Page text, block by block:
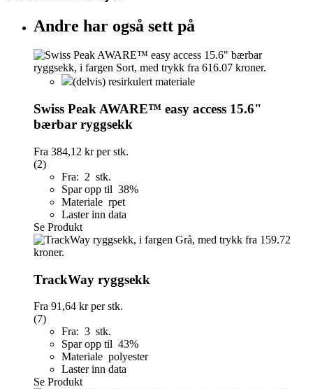
Andre har også sett på
(delvis) resirkulert materiale
Swiss Peak AWARE™ easy access 15.6"
bærbar ryggsekk
Fra 384,12 krper stk.
(2)
Fra: 2 stk.
Spar opp til 38%
Materiale rpet
Laster inn data
Se Produkt
TrackWay ryggsekk
Fra 91,64 krper stk.
(7)
Fra: 3 stk.
Spar opp til 43%
Materiale polyester
Laster inn data
Se Produkt